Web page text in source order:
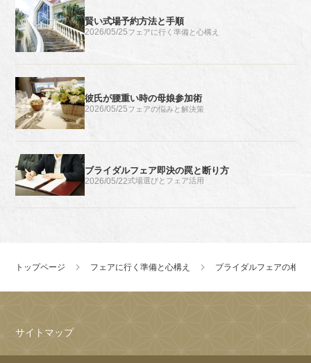
賢い式場予約方法と手順
2026/05/25フェアに行く準備と心構え
彼氏が腰重い時の母娘参加術
2026/05/25フェアの悩みと解決策
ブライダルフェア即決の罠と断り方
2026/05/22式場選びとフェア活用
トップページ フェアに行く準備と心構え ブライダルフェアの相談
サイトマップ